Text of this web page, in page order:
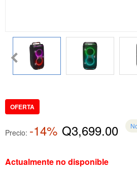
OFERTA
Precio: -14% Q3,699.00
Actualmente no disponible